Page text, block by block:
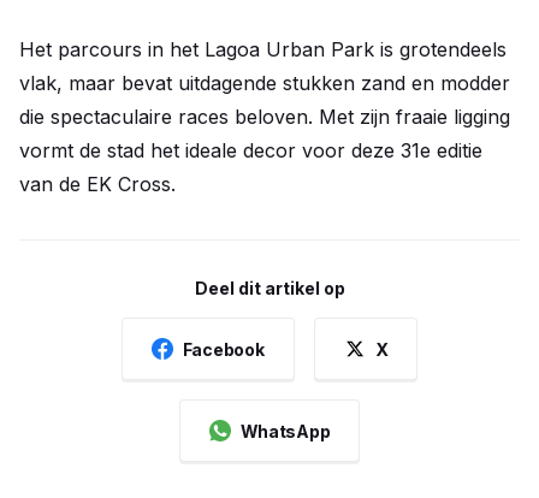
Het parcours in het Lagoa Urban Park is grotendeels
vlak, maar bevat uitdagende stukken zand en modder
die spectaculaire races beloven. Met zijn fraaie ligging
vormt de stad het ideale decor voor deze 31e editie
van de EK Cross.
Deel dit artikel op
Facebook X
WhatsApp